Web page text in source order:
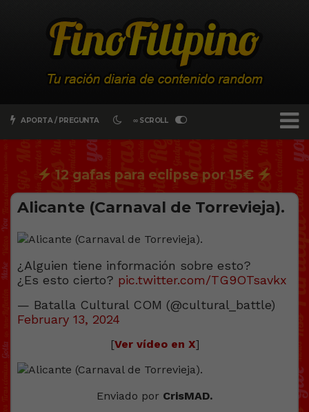
APORTA / PREGUNTA ∞ SCROLL
12 gafas para eclipse por 15€
Alicante (Carnaval de Torrevieja).
¿Alguien tiene información sobre esto?
¿Es esto cierto? pic.twitter.com/TG9OTsavkx
— Batalla Cultural COM (@cultural_battle)
February 13, 2024
[Ver vídeo en X]
Enviado por CrisMAD.